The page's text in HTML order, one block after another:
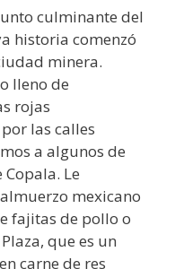
culminante del
historia comenzó
minera.
lleno de
rojas
las calles
a algunos de
Le
mexicano
fajitas de pollo o
que es un
carne de res